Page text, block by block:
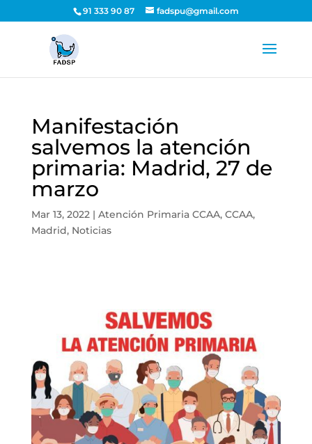
91 333 90 87 fadspu@gmail.com
Manifestación
salvemos la atención
primaria: Madrid, 27 de
marzo
Mar 13, 2022| Atención Primaria CCAA, CCAA,
Madrid, Noticias